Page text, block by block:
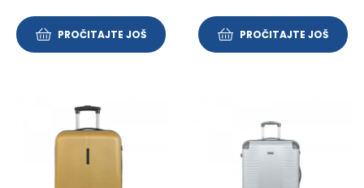
PROČITAJTE JOŠ PROČITAJTE JOŠ